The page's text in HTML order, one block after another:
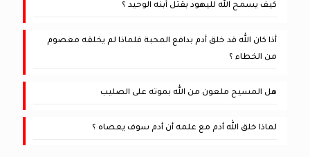
كيف يسمح الله لليهود بقتل أبنه الوحيد ؟
أذا كان الله قد خلق أدم بدافع المحبة فلماذا لم يخلقه معصوم
من الخطاء ؟
هل المسيح ملعون من الله بموته على الصليب
لماذا خلق الله أدم مع علمه أن أدم سوف يعصاه ؟